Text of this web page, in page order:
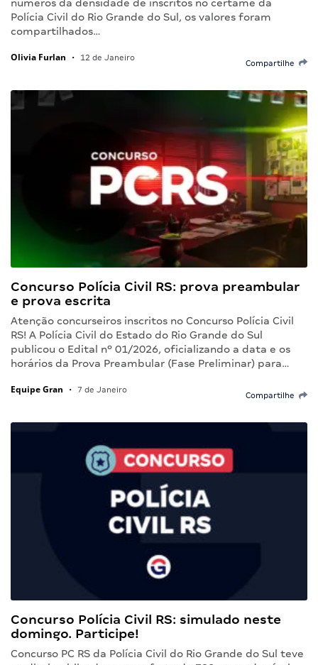
números da densidade de inscritos no certame da
Polícia Civil do Rio Grande do Sul, os valores foram
compartilhados…
Olivia Furlan • 12 de Janeiro
Compartilhe
Concurso Polícia Civil RS: prova preambular
e prova escrita
Atenção concurseiros inscritos no Concurso Polícia Civil
RS! A Polícia Civil do Estado do Rio Grande do Sul
publicou o Edital nº 01/2026, oficializando a data e os
horários da Prova Preambular (Fase Preliminar) para…
Equipe Gran • 7 de Janeiro
Compartilhe
Concurso Polícia Civil RS: simulado neste
domingo. Participe!
Concurso PC RS da Polícia Civil do Rio Grande do Sul teve